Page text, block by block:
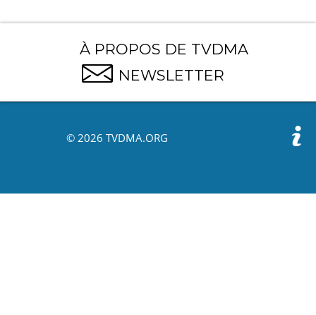
À PROPOS DE TVDMA
NEWSLETTER
© 2026 TVDMA.ORG